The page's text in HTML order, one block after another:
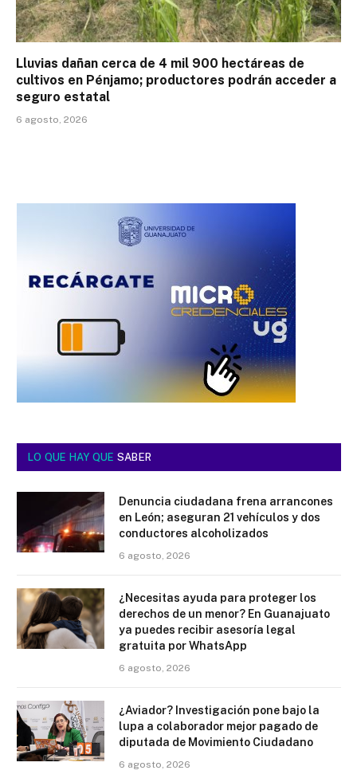
Lluvias dañan cerca de 4 mil 900 hectáreas de
cultivos en Pénjamo; productores podrán acceder a
seguro estatal
6 agosto, 2026
LO QUE HAY QUE SABER
Denuncia ciudadana frena arrancones
en León; aseguran 21 vehículos y dos
conductores alcoholizados
6 agosto, 2026
¿Necesitas ayuda para proteger los
derechos de un menor? En Guanajuato
ya puedes recibir asesoría legal
gratuita por WhatsApp
6 agosto, 2026
¿Aviador? Investigación pone bajo la
lupa a colaborador mejor pagado de
diputada de Movimiento Ciudadano
6 agosto, 2026